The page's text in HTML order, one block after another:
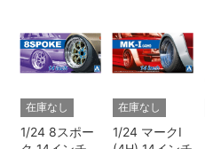
在庫なし
1/24 8スポー
在庫なし
1/24 マークI